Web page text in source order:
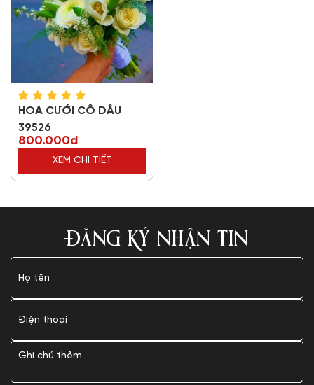
HOA CƯỚI CÔ DÂU
39526
800.000đ
XEM CHI TIẾT
ĐĂNG KÝ NHẬN TIN